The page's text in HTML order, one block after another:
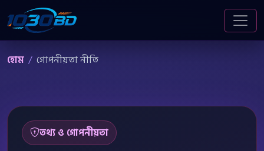
হোম গোপনীয়তা নীতি
তথ্য ও গোপনীয়তা